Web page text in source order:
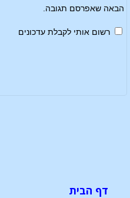
הבאה שאפרסם תגובה.
רשום אותי לקבלת עדכונים
דף הבית